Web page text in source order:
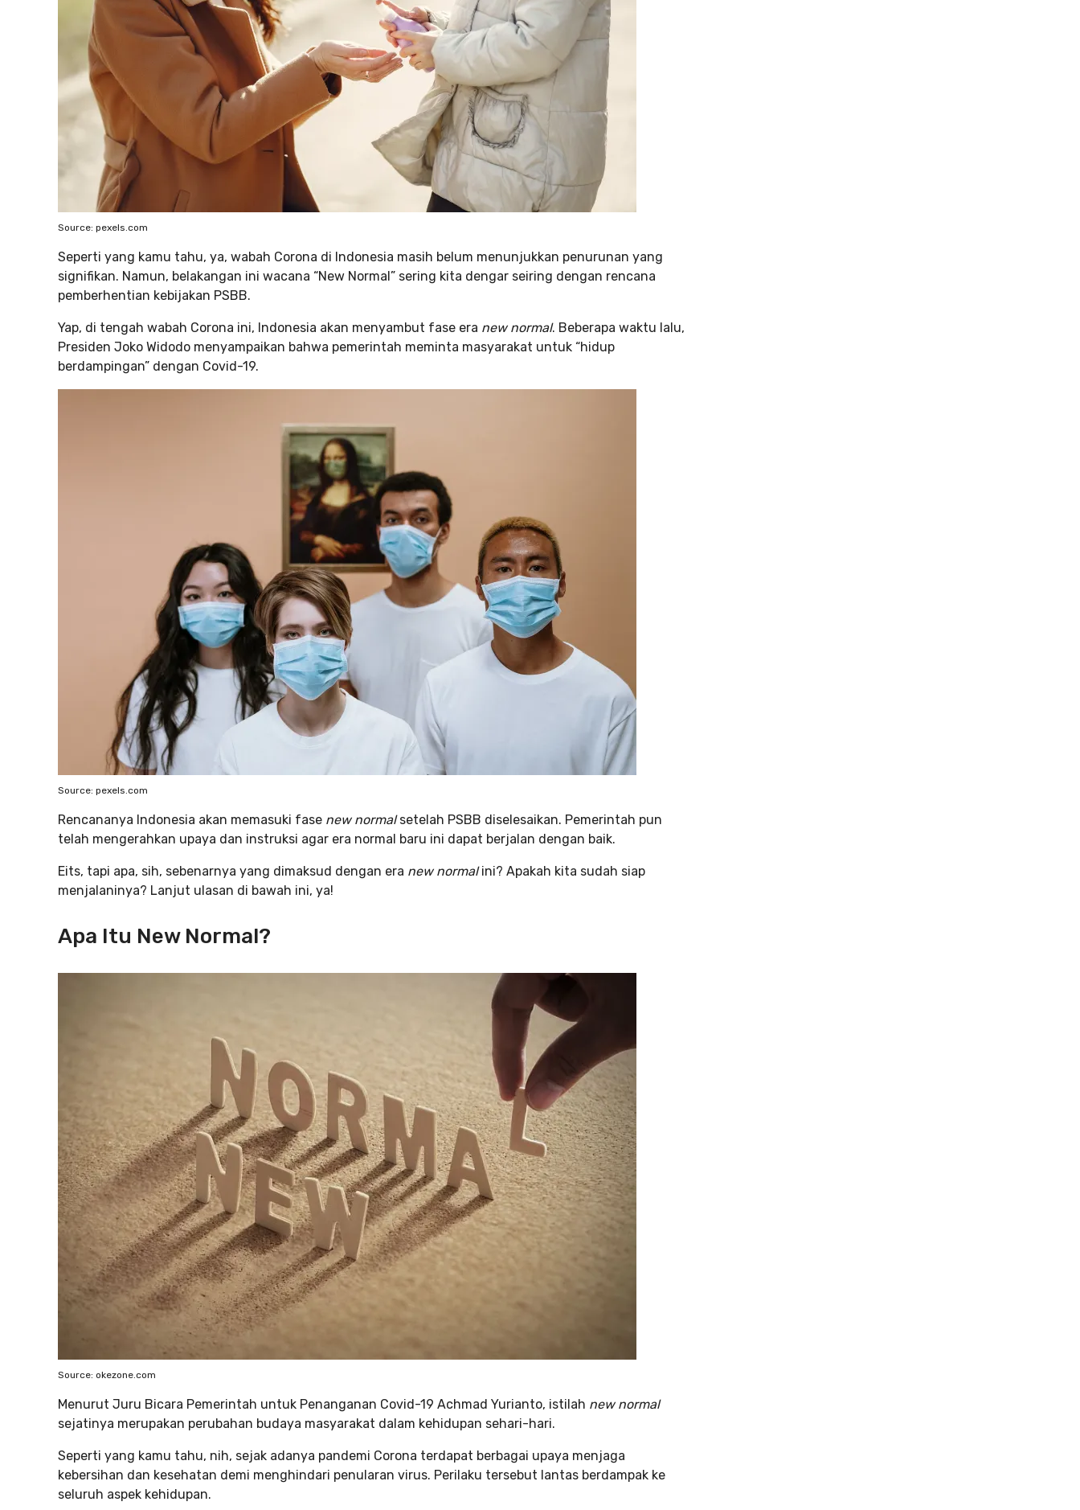
Source: pexels.com
Seperti yang kamu tahu, ya, wabah Corona di Indonesia masih belum menunjukkan penurunan yang
signifikan. Namun, belakangan ini wacana “New Normal” sering kita dengar seiring dengan rencana
pemberhentian kebijakan PSBB.
Yap, di tengah wabah Corona ini, Indonesia akan menyambut fase era new normal. Beberapa waktu lalu,
Presiden Joko Widodo menyampaikan bahwa pemerintah meminta masyarakat untuk “hidup
berdampingan” dengan Covid-19.
Source: pexels.com
Rencananya Indonesia akan memasuki fase new normalsetelah PSBB diselesaikan. Pemerintah pun
telah mengerahkan upaya dan instruksi agar era normal baru ini dapat berjalan dengan baik.
Eits, tapi apa, sih, sebenarnya yang dimaksud dengan era new normalini? Apakah kita sudah siap
menjalaninya? Lanjut ulasan di bawah ini, ya!
Apa Itu New Normal?
Source: okezone.com
Menurut Juru Bicara Pemerintah untuk Penanganan Covid-19 Achmad Yurianto, istilah new normal
sejatinya merupakan perubahan budaya masyarakat dalam kehidupan sehari-hari.
Seperti yang kamu tahu, nih, sejak adanya pandemi Corona terdapat berbagai upaya menjaga
kebersihan dan kesehatan demi menghindari penularan virus. Perilaku tersebut lantas berdampak ke
seluruh aspek kehidupan.